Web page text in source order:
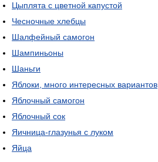
Цыплята с цветной капустой
Чесночные хлебцы
Шалфейный самогон
Шампиньоны
Шаньги
Яблоки, много интересных вариантов
Яблочный самогон
Яблочный сок
Яичница-глазунья с луком
Яйца